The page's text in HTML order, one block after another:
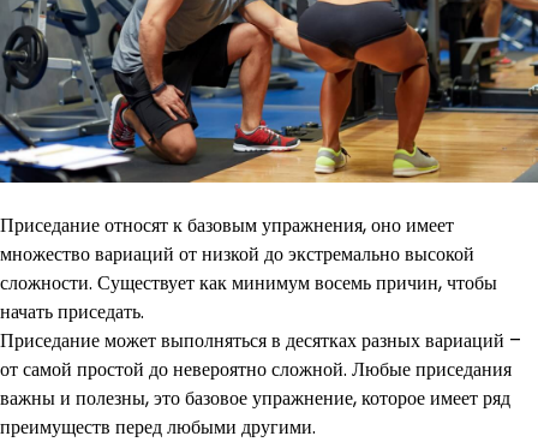
Приседание относят к базовым упражнения, оно имеет
множество вариаций от низкой до экстремально высокой
сложности. Существует как минимум восемь причин, чтобы
начать приседать.
Приседание может выполняться в десятках разных вариаций –
от самой простой до невероятно сложной. Любые приседания
важны и полезны, это базовое упражнение, которое имеет ряд
преимуществ перед любыми другими.